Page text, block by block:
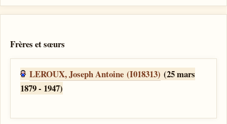
Frères et sœurs
LEROUX, Joseph Antoine (I018313) (25 mars
1879 - 1947)